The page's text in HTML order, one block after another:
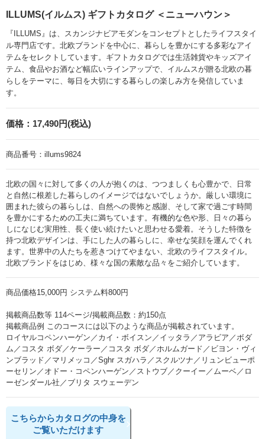
ILLUMS(イルムス) ギフトカタログ ＜ニューハウン＞
『ILLUMS』は、スカンジナビアモダンをコンセプトとしたライフスタイ
ル専門店です。北欧ブランドを中心に、暮らしを豊かにする多彩なアイ
テムをセレクトしています。ギフトカタログでは生活雑貨やキッズアイ
テム、食品やお酒など幅広いラインアップで、イルムスが贈る北欧の暮
らしをテーマに、毎日を大切にする暮らしの楽しみ方を発信していま
す。
価格： 17,490円(税込)
商品番号： illums9824
北欧の国々に対して多くの人が抱くのは、つつましくも心豊かで、日常
と自然に根差した暮らしのイメージではないでしょうか。厳しい環境に
囲まれた彼らの暮らしは、自然への畏怖と感謝、そして家で過ごす時間
を豊かにするための工夫に満ちています。有機的な色や形、日々の暮ら
しになじむ実用性、長く使い続けたいと思わせる愛着。そうした特徴を
持つ北欧デザインは、手にした人の暮らしに、幸せな笑顔を運んでくれ
ます。世界中の人たちを惹きつけてやまない、北欧のライフスタイル。
北欧ブランドをはじめ、様々な国の素敵な品々をご紹介しています。
商品価格15,000円 システム料800円
掲載商品数等 114ページ/掲載商品数：約150点
掲載商品例 このコースには以下のような商品が掲載されています。
ロイヤルコペンハーゲン／カイ・ボイスン／イッタラ／アラビア／ボダ
ム／コスタ ボダ／ケーラー／コスタ ボダ／ホルムガード／ビヨン・ヴィ
ンブラッド／マリメッコ／Sghr スガハラ／スクルツナ／リュンビューポ
ーセリン／オドー・コペンハーゲン／ストウブ／クーイー／ムーベ／ロ
ーゼンダール社／ブリタ スウェーデン
こちらからカタログの中身を
ご覧いただけます